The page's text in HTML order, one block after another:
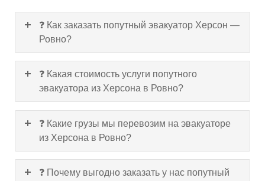
❓ Как заказать попутный эвакуатор Херсон —
Ровно?
❓ Какая стоимость услуги попутного
эвакуатора из Херсона в Ровно?
❓ Какие грузы мы перевозим на эвакуаторе
из Херсона в Ровно?
❓ Почему выгодно заказать у нас попутный